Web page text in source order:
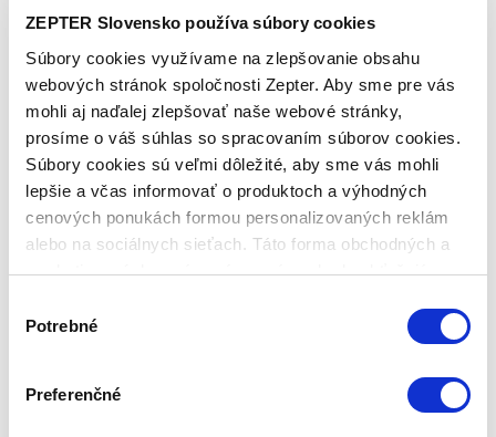
ZEPTER Slovensko používa súbory cookies
Súbory cookies využívame na zlepšovanie obsahu
webových stránok spoločnosti Zepter. Aby sme pre vás
mohli aj naďalej zlepšovať naše webové stránky,
prosíme o váš súhlas so spracovaním súborov cookies.
Súbory cookies sú veľmi dôležité, aby sme vás mohli
lepšie a včas informovať o produktoch a výhodných
cenových ponukách formou personalizovaných reklám
alebo na sociálnych sieťach. Táto forma obchodných a
marketingových oznámení pre vás nebude obťažujúca.
súhlasu
Potrebné
Preferenčné
Súprava PRINCE - 6 pohárov na vodu z ušľachtilej
ocele predstavuje elegantné riešenie pre servírovanie
vody alebo akéhokoľvek nápoja pri každodennom
stolovaní i slávnostných príležitostiach. Vďaka vysokej
kvalite materiálu si nápoje udržia svoju čerstvú chuť aj
teplotu dlhšie, než v bežný sklenených pohároch.
Viac o produkte
Súprava PRINCE - 6 pohárov na vodu
použitie, či už ide o každodenné rodinné stolovanie
alebo špeciálne oslavy. Ich čistý, moderný dizajn spolu
s robustným prevedením z nehrdzavejúcej ocele
CrNi 18/10 pôsobí nadčasovo a kvalitná povrchová